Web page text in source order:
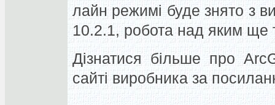
лайн режимі буде знято з
10.2.1, робота над яким ще
Дізнатися більше про
сайті виробника за